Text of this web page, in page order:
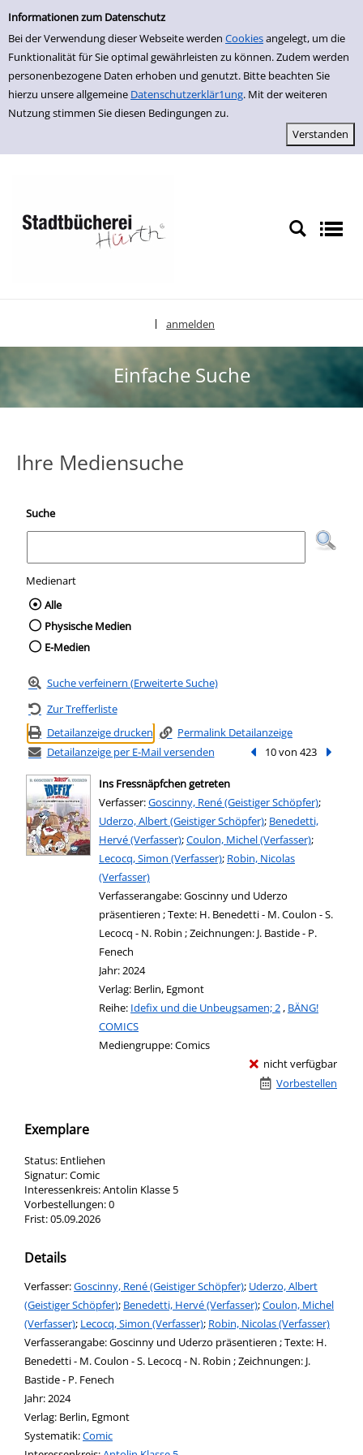
Einfache Suche
Informationen zum Datenschutz
Bei der Verwendung dieser Webseite werden Cookiesangelegt, um die
Funktionalität für Sie optimal gewährleisten zu können. Zudem werden
personenbezogene Daten erhoben und genutzt. Bitte beachten Sie
hierzu unsere allgemeine Datenschutzerklär1ung. Mit der weiteren
Nutzung stimmen Sie diesen Bedingungen zu.
zur Navigation springen
zum Inhalt springen
Zur Detailanzeige springen
anmelden
Einfache Suche
Ihre Mediensuche
Suche
Medienart
Wählen Sie die Medienart nach der Sie
Alle
Physische Medien
E-Medien
Suche verfeinern (Erweiterte Suche)
Zur Trefferliste
Detailanzeige drucken
Permalink Detailanzeige
Detailanzeige per E-Mail versenden
Vorheriger Treffer
10 von 423
Ins Fressnäpfchen getreten
Verfasser:Suche nach diesem Verfasser
Goscinny, René (Geistiger Schöpfer);
Uderzo, Albert (Geistiger Schöpfer); Benedetti,
Hervé (Verfasser);Coulon, Michel (Verfasser);
Lecocq, Simon (Verfasser); Robin, Nicolas
(Verfasser)
Verfasserangabe:Goscinny und Uderzo
präsentieren ; Texte: H. Benedetti - M. Coulon - S.
Lecocq - N. Robin ; Zeichnungen: J. Bastide - P.
Fenech
Jahr:2024
Verlag: Berlin, Egmont
Reihe: Idefix und die Unbeugsamen; 2, BÄNG!
COMICS
Mediengruppe:Comics
nicht verfügbar
Vorbestellen
Exemplare
Status: Entliehen
Signatur:Comic
Interessenkreis:Antolin Klasse 5
Vorbestellungen:0
Frist:05.09.2026
Details
Verfasser:Suche nach diesem Verfasser
Goscinny, René (Geistiger Schöpfer); Uderzo, Albert
(Geistiger Schöpfer); Benedetti, Hervé (Verfasser);Coulon, Michel
(Verfasser); Lecocq, Simon (Verfasser); Robin, Nicolas (Verfasser)
Verfasserangabe:Goscinny und Uderzo präsentieren ; Texte: H.
Benedetti - M. Coulon - S. Lecocq - N. Robin ; Zeichnungen: J.
Bastide - P. Fenech
Jahr:2024
Verlag: Berlin, Egmont
opens in new tab
Diesen Link in neuem Tab öffnen
Systematik:Suche nach dieser Systematik
Comic